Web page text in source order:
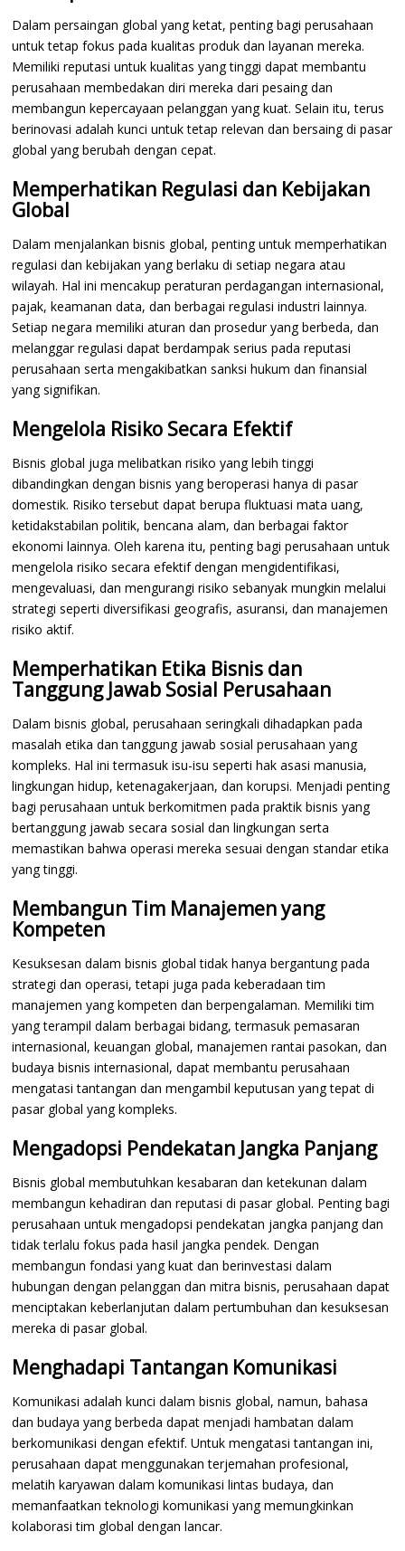
Dalam persaingan global yang ketat, penting bagi perusahaan
untuk tetap fokus pada kualitas produk dan layanan mereka.
Memiliki reputasi untuk kualitas yang tinggi dapat membantu
perusahaan membedakan diri mereka dari pesaing dan
membangun kepercayaan pelanggan yang kuat. Selain itu, terus
berinovasi adalah kunci untuk tetap relevan dan bersaing di pasar
global yang berubah dengan cepat.
Memperhatikan Regulasi dan Kebijakan
Global
Dalam menjalankan bisnis global, penting untuk memperhatikan
regulasi dan kebijakan yang berlaku di setiap negara atau
wilayah. Hal ini mencakup peraturan perdagangan internasional,
pajak, keamanan data, dan berbagai regulasi industri lainnya.
Setiap negara memiliki aturan dan prosedur yang berbeda, dan
melanggar regulasi dapat berdampak serius pada reputasi
perusahaan serta mengakibatkan sanksi hukum dan finansial
yang signifikan.
Mengelola Risiko Secara Efektif
Bisnis global juga melibatkan risiko yang lebih tinggi
dibandingkan dengan bisnis yang beroperasi hanya di pasar
domestik. Risiko tersebut dapat berupa fluktuasi mata uang,
ketidakstabilan politik, bencana alam, dan berbagai faktor
ekonomi lainnya. Oleh karena itu, penting bagi perusahaan untuk
mengelola risiko secara efektif dengan mengidentifikasi,
mengevaluasi, dan mengurangi risiko sebanyak mungkin melalui
strategi seperti diversifikasi geografis, asuransi, dan manajemen
risiko aktif.
Memperhatikan Etika Bisnis dan
Tanggung Jawab Sosial Perusahaan
Dalam bisnis global, perusahaan seringkali dihadapkan pada
masalah etika dan tanggung jawab sosial perusahaan yang
kompleks. Hal ini termasuk isu-isu seperti hak asasi manusia,
lingkungan hidup, ketenagakerjaan, dan korupsi. Menjadi penting
bagi perusahaan untuk berkomitmen pada praktik bisnis yang
bertanggung jawab secara sosial dan lingkungan serta
memastikan bahwa operasi mereka sesuai dengan standar etika
yang tinggi.
Membangun Tim Manajemen yang
Kompeten
Kesuksesan dalam bisnis global tidak hanya bergantung pada
strategi dan operasi, tetapi juga pada keberadaan tim
manajemen yang kompeten dan berpengalaman. Memiliki tim
yang terampil dalam berbagai bidang, termasuk pemasaran
internasional, keuangan global, manajemen rantai pasokan, dan
budaya bisnis internasional, dapat membantu perusahaan
mengatasi tantangan dan mengambil keputusan yang tepat di
pasar global yang kompleks.
Mengadopsi Pendekatan Jangka Panjang
Bisnis global membutuhkan kesabaran dan ketekunan dalam
membangun kehadiran dan reputasi di pasar global. Penting bagi
perusahaan untuk mengadopsi pendekatan jangka panjang dan
tidak terlalu fokus pada hasil jangka pendek. Dengan
membangun fondasi yang kuat dan berinvestasi dalam
hubungan dengan pelanggan dan mitra bisnis, perusahaan dapat
menciptakan keberlanjutan dalam pertumbuhan dan kesuksesan
mereka di pasar global.
Menghadapi Tantangan Komunikasi
Komunikasi adalah kunci dalam bisnis global, namun, bahasa
dan budaya yang berbeda dapat menjadi hambatan dalam
berkomunikasi dengan efektif. Untuk mengatasi tantangan ini,
perusahaan dapat menggunakan terjemahan profesional,
melatih karyawan dalam komunikasi lintas budaya, dan
memanfaatkan teknologi komunikasi yang memungkinkan
kolaborasi tim global dengan lancar.